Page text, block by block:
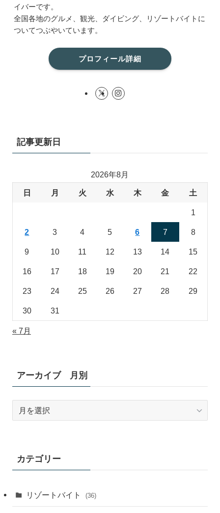
イバーです。
全国各地のグルメ、観光、ダイビング、リゾートバイトに
ついてつぶやいています。
プロフィール詳細
記事更新日
2026年8月
日 月 火 水 木 金 土
1
2 3 4 5 6 7 8
9 10 11 12 13 14 15
16 17 18 19 20 21 22
23 24 25 26 27 28 29
30 31
« 7月
アーカイブ 月別
ブ
カテゴリー
リゾートバイト (36)